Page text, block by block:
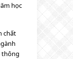
học
chất
thông